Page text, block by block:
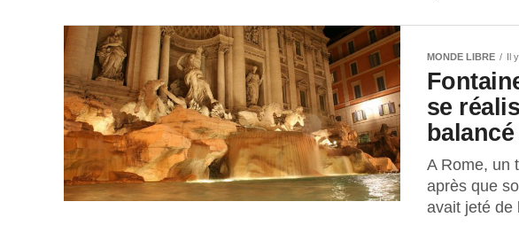
MONDE LIBRE Il
se
A Rome, un
après que
avait jeté de